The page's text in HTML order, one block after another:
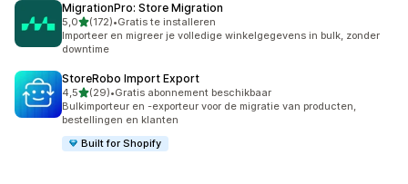
MigrationPro: Store Migration
5,0van 5 sterren
(172)
172 recensies in totaal
•Gratis te installeren
Importeer en migreer je volledige winkelgegevens in bulk, zonder
downtime
StoreRobo Import Export
4,5van 5 sterren
(29)
29 recensies in totaal
•Gratis abonnement beschikbaar
Bulkimporteur en -exporteur voor de migratie van producten,
bestellingen en klanten
Built for Shopify